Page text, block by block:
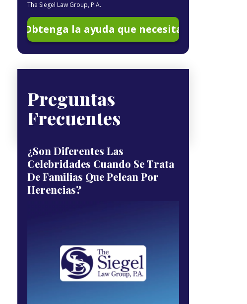
The Siegel Law Group, P.A.
Preguntas
Frecuentes
¿Son Diferentes Las
Celebridades Cuando Se Trata
De Familias Que Pelean Por
Herencias?